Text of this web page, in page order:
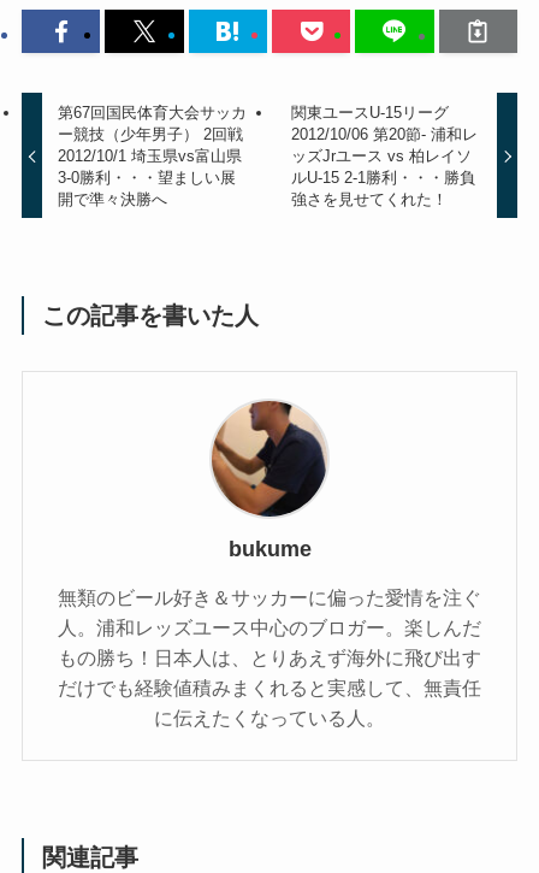
第67回国民体育大会サッカ
ー競技（少年男子） 2回戦
2012/10/1 埼玉県vs富山県
3-0勝利・・・望ましい展
開で準々決勝へ
関東ユースU-15リーグ
2012/10/06 第20節- 浦和レ
ッズJrユース vs 柏レイソ
ルU-15 2-1勝利・・・勝負
強さを見せてくれた！
この記事を書いた人
bukume
無類のビール好き＆サッカーに偏った愛情を注ぐ
人。浦和レッズユース中心のブロガー。楽しんだ
もの勝ち！日本人は、とりあえず海外に飛び出す
だけでも経験値積みまくれると実感して、無責任
に伝えたくなっている人。
関連記事